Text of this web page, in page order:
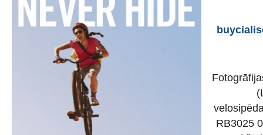
RB3025